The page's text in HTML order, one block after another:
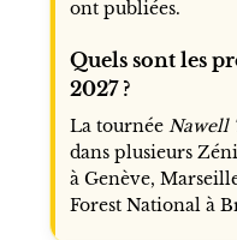
ont publiées.
Quels sont les
2027 ?
La tournée Nawell
dans plusieurs
à Genève,
Forest National à